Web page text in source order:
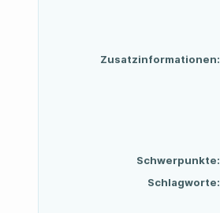
Zusatzinformationen:
Schwerpunkte:
Schlagworte: